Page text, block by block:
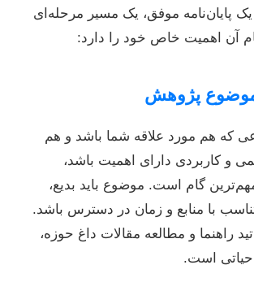
پایان‌نامه موفق، یک مسیر مرحله‌ای
اهمیت خاص خود را دارد:
هم مورد علاقه شما باشد و هم
و کاربردی دارای اهمیت باشد،
گام است. موضوع باید بدیع،
با منابع و زمان در دسترس باشد.
راهنما و مطالعه مقالات داغ حوزه،
است.